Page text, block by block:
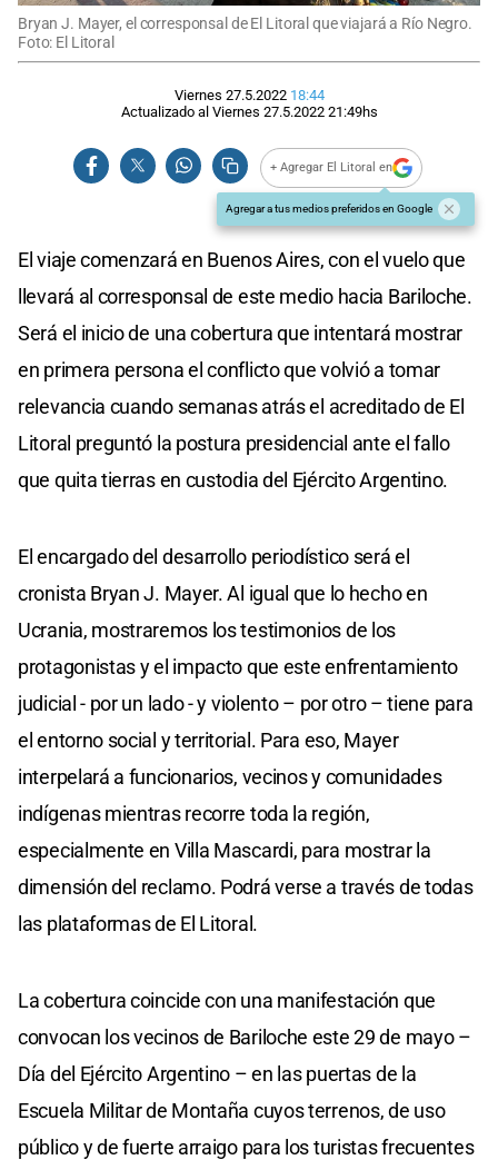
Bryan J. Mayer, el corresponsal de El Litoral que viajará a Río Negro.
Foto: El Litoral
Viernes 27.5.2022 18:44
Actualizado al Viernes 27.5.2022 21:49hs
+ Agregar El Litoral en
Agregar a tus medios preferidos en Google
El viaje comenzará en Buenos Aires, con el vuelo que
llevará al corresponsal de este medio hacia Bariloche.
Será el inicio de una cobertura que intentará mostrar
en primera persona el conflicto que volvió a tomar
relevancia cuando semanas atrás el acreditado de El
Litoral preguntó la postura presidencial ante el fallo
que quita tierras en custodia del Ejército Argentino.
El encargado del desarrollo periodístico será el
cronista Bryan J. Mayer. Al igual que lo hecho en
Ucrania, mostraremos los testimonios de los
protagonistas y el impacto que este enfrentamiento
judicial - por un lado - y violento – por otro – tiene para
el entorno social y territorial. Para eso, Mayer
interpelará a funcionarios, vecinos y comunidades
indígenas mientras recorre toda la región,
especialmente en Villa Mascardi, para mostrar la
dimensión del reclamo. Podrá verse a través de todas
las plataformas de El Litoral.
La cobertura coincide con una manifestación que
convocan los vecinos de Bariloche este 29 de mayo –
Día del Ejército Argentino – en las puertas de la
Escuela Militar de Montaña cuyos terrenos, de uso
público y de fuerte arraigo para los turistas frecuentes